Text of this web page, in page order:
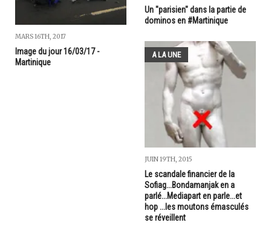
MARS 16TH, 2017
Image du jour 16/03/17 -
Martinique
Un "parisien" dans la partie de
dominos en #Martinique
A LA UNE
JUIN 19TH, 2015
Le scandale financier de la
Sofiag...Bondamanjak en a
parlé...Mediapart en parle...et
hop ...les moutons émasculés
se réveillent